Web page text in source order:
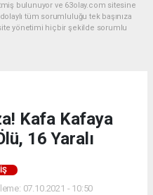
bulunuyor ve 63olay.com sitesine
tüm sorumluluğu tek başınıza
yönetimi hiçbir şekilde sorumlu
Kafa Kafaya
16 Yaralı
07.10.2021 - 10:50